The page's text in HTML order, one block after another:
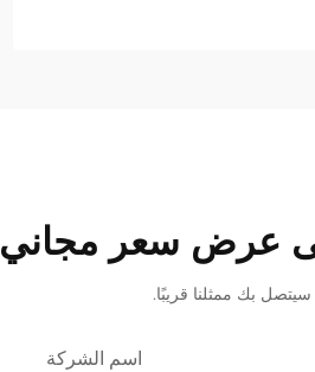
عرض سعر مجاني
سيتصل بك ممثلنا قريبًا.
اسم الشركة